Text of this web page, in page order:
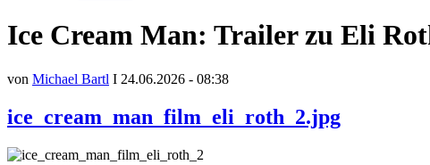
Ice Cream Man: Trailer zu Eli
von Michael Bartl I 24.06.2026 - 08:38
ice_cream_man_film_eli_roth_2.jpg